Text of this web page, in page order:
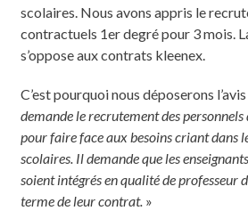
scolaires. Nous avons appris le
contractuels 1er degré pour 3 mois.
s’oppose aux contrats kleenex.
C’est pourquoi nous déposerons
demande le recrutement des personnels
pour faire face aux besoins criant dans
scolaires. Il demande que les
soient intégrés en qualité de professeur
terme de leur contrat. »